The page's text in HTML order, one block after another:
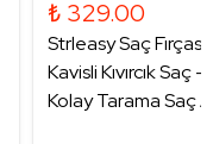
₺ 329.00
Strleasy Saç Fırçası
Kavisli Kıvırcık Saç
Kolay Tarama Saç